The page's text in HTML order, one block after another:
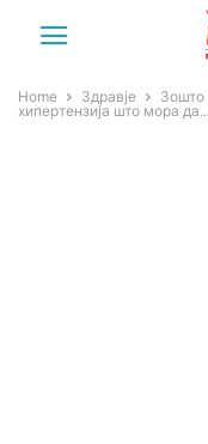
Home Здравје
Зошто
хипертензија што мора